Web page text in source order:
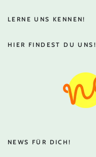
LERNE UNS KENNEN!
HIER FINDEST DU UNS!
NEWS FÜR DICH!